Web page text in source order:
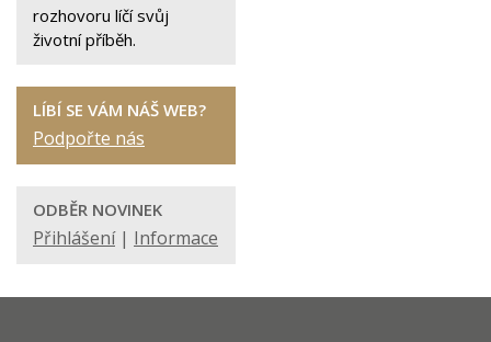
rozhovoru líčí svůj
životní příběh.
LÍBÍ SE VÁM NÁŠ WEB?
Podpořte nás
ODBĚR NOVINEK
Přihlášení| Informace